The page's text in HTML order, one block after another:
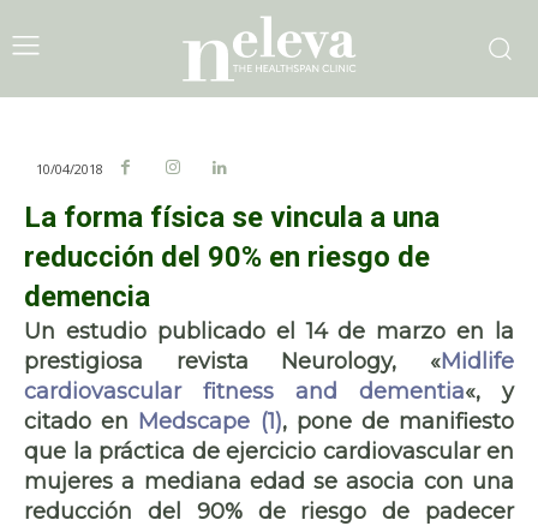
10/04/2018
La forma física se vincula a una
reducción del 90% en riesgo de
demencia
Un estudio publicado el 14 de marzo en la
prestigiosa revista Neurology, «Midlife
cardiovascular fitness and dementia«, y
citado en Medscape (1), pone de manifiesto
que la práctica de ejercicio cardiovascular en
mujeres a mediana edad se asocia con una
reducción del 90% de riesgo de padecer